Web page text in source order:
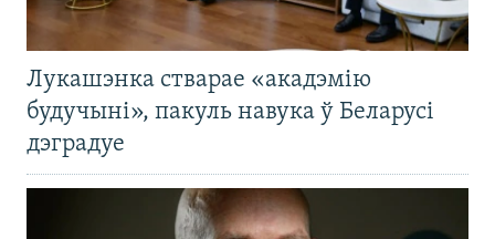
Лукашэнка стварае «акадэмію
будучыні», пакуль навука ў Беларусі
дэградуе